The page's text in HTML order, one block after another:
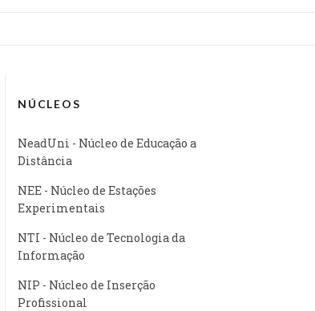
NÚCLEOS
NeadUni - Núcleo de Educação a
Distância
NEE - Núcleo de Estações
Experimentais
NTI - Núcleo de Tecnologia da
Informação
NIP - Núcleo de Inserção
Profissional